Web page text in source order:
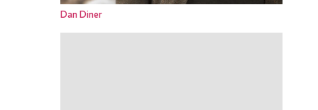
Dan Diner